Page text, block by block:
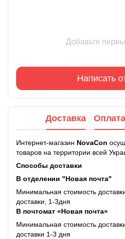
Добавьте
Написать
Доставка Оплата
Интернет-магазин NovaCon
товаров на территории всей
Способы доставки
В отделении "Новая почта"
Минимальная стоимость
доставки, 1-3дня
В почтомат «Новая почта»
Минимальная стоимость
доставки 1-3 дня